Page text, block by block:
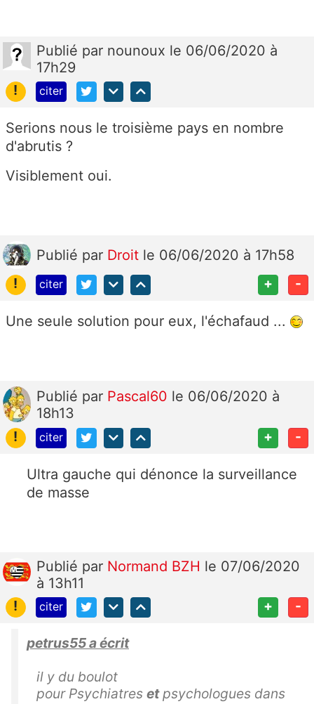
Publié par nounoux le 06/06/2020 à
17h29
!
citer
Serions nous le troisième pays en nombre
d'abrutis ?
Visiblement oui.
Publié par Droit le 06/06/2020 à 17h58
!
citer + -
Une seule solution pour eux, l'échafaud ...
Publié par Pascal60 le 06/06/2020 à
18h13
!
citer + -
Ultra gauche qui dénonce la surveillance
de masse
Publié par Normand BZH le 07/06/2020
à 13h11
!
citer + -
petrus55 a écrit
il y du boulot
pour Psychiatres etpsychologues dans